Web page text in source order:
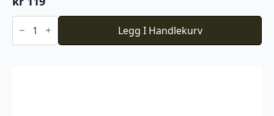
Du
Store
Faerytale
Legg I Handlekurv